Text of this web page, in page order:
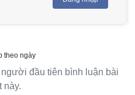
theo ngày
đầu tiên bình luận bài
này.